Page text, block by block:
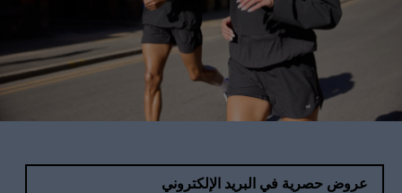
عروض حصرية في البريد الإلكتروني